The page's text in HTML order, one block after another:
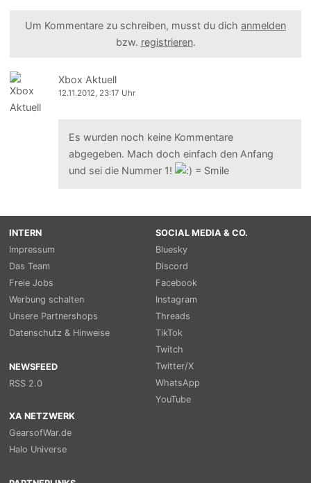
Um Kommentare zu schreiben, musst du dich anmelden
bzw. registrieren.
Xbox Aktuell
12.11.2012, 23:17 Uhr
Es wurden noch keine Kommentare
abgegeben. Mach doch einfach den Anfang
und sei die Nummer 1!
INTERN
Impressum
Das Team
Freie Jobs
Werbung schalten
Unsere Partnershops
Datenschutz & Hinweise
NEWSFEED
RSS 2.0
SOCIAL MEDIA & CO.
Bluesky
Discord
Facebook
Instagram
Threads
TikTok
Twitch
Twitter/X
WhatsApp
YouTube
XA NETZWERK
GearsofWar.de
Halo Universe